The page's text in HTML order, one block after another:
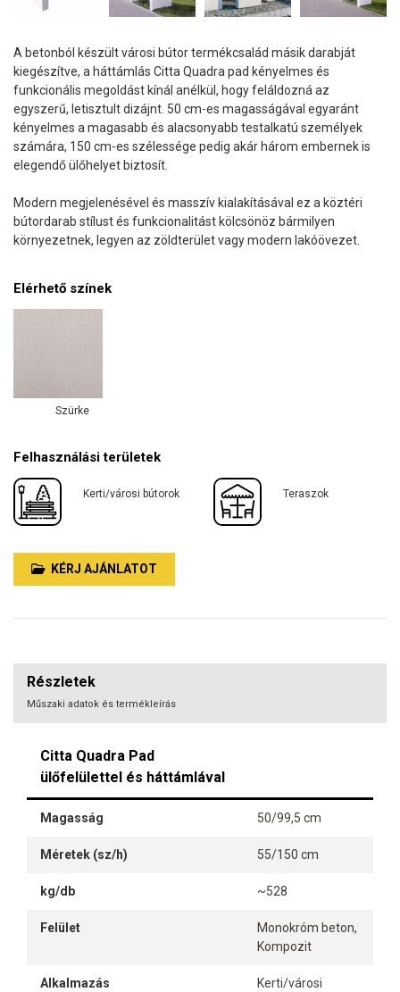
A betonból készült városi bútor termékcsalád másik darabját
kiegészítve, a háttámlás Citta Quadra pad kényelmes és
funkcionális megoldást kínál anélkül, hogy feláldozná az
egyszerű, letisztult dizájnt. 50 cm-es magasságával egyaránt
kényelmes a magasabb és alacsonyabb testalkatú személyek
számára, 150 cm-es szélessége pedig akár három embernek is
elegendő ülőhelyet biztosít.
Modern megjelenésével és masszív kialakításával ez a köztéri
bútordarab stílust és funkcionalitást kölcsönöz bármilyen
környezetnek, legyen az zöldterület vagy modern lakóövezet.
Elérhető színek
Szürke
Felhasználási területek
Kerti/városi bútorok Teraszok
KÉRJ AJÁNLATOT
Részletek
Műszaki adatok és termékleírás
Citta Quadra Pad
ülőfelülettel és háttámlával
Magasság 50/99,5 cm
Méretek (sz/h) 55/150 cm
kg/db ~528
Felület
Monokróm beton,
Kompozit
Alkalmazás
Kerti/városi